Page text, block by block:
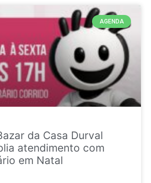
AGENDA
da Casa Durval
atendimento com
em Natal